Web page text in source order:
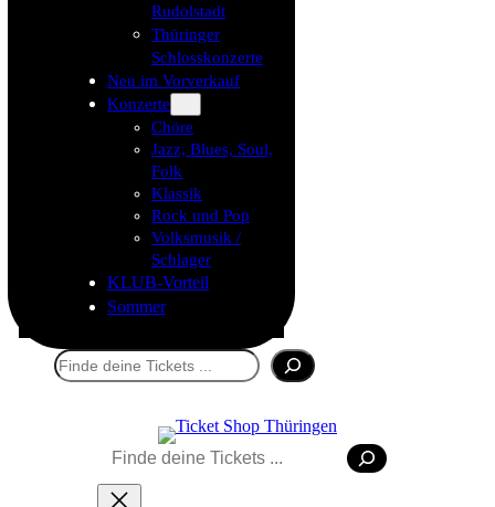
Rudolstadt
Thüringer
Schlosskonzerte
Neu im Vorverkauf
Konzerte
Chöre
Jazz, Blues, Soul,
Folk
Klassik
Rock und Pop
Volksmusik /
Schlager
KLUB-Vorteil
Sommer
Suchen
Suchen
Tickets kaufen